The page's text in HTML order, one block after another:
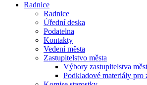
Radnice
Radnice
Úřední deska
Podatelna
Kontakty
Vedení města
Zastupitelstvo města
Výbory zastupitelstva
Podkladové materiály pro